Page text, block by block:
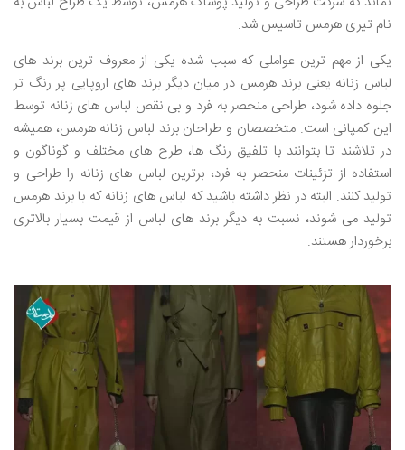
نام تیری هرمس تاسیس شد.
یکی از مهم ترین عواملی که سبب شده یکی از معروف ترین برند های
لباس زنانه یعنی برند هرمس در میان دیگر برند های اروپایی پر رنگ تر
جلوه داده شود، طراحی منحصر به فرد و بی نقص لباس های زنانه توسط
این کمپانی است. متخصصان و طراحان برند لباس زنانه هرمس، همیشه
در تلاشند تا بتوانند با تلفیق رنگ ها، طرح های مختلف و گوناگون و
استفاده از تزئینات منحصر به فرد، برترین لباس های زنانه را طراحی و
تولید کنند. البته در نظر داشته باشید که لباس های زنانه که با برند هرمس
تولید می شوند، نسبت به دیگر برند های لباس از قیمت بسیار بالاتری
برخوردار هستند.